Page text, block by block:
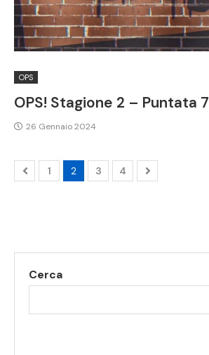
OPS
OPS! Stagione 2 – Puntata 7
26 Gennaio 2024
1 2 3 4
Cerca